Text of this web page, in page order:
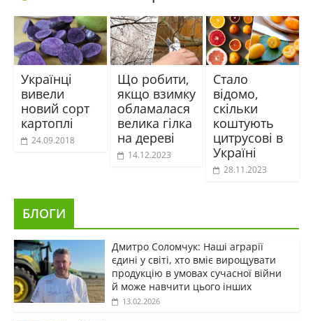
Українці
вивели
новий сорт
картоплі
24.09.2018
Що робити,
якщо взимку
обламалася
велика гілка
на дереві
14.12.2023
Стало
відомо,
скільки
коштують
цитрусові в
Україні
28.11.2023
БЛОГИ
Дмитро Соломчук: Наші аграрії
єдині у світі, хто вміє вирощувати
продукцію в умовах сучасної війни
й може навчити цього інших
13.02.2026